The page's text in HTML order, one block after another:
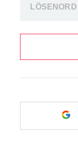
LÖSENORD